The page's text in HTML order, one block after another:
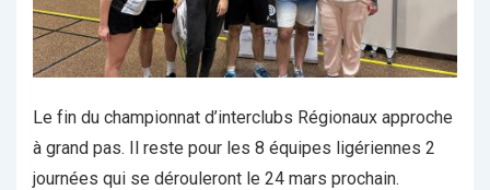
Le fin du championnat d’interclubs Régionaux approche
à grand pas. Il reste pour les 8 équipes ligériennes 2
journées qui se dérouleront le 24 mars prochain.